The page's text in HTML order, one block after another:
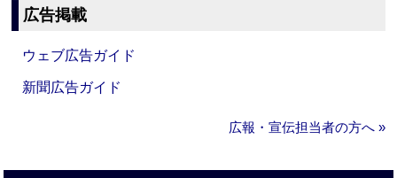
広告掲載
ウェブ広告ガイド
新聞広告ガイド
広報・宣伝担当者の方へ »